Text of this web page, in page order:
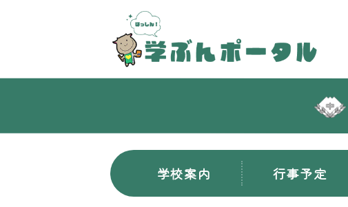
学校案内 行事予定